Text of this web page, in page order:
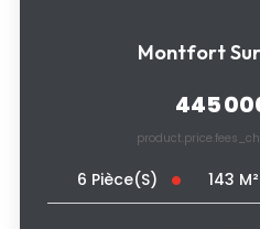
Montfort
445
6 Pièce(s) 143 M²